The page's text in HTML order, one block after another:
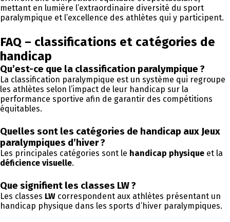
mettant en lumière l’extraordinaire diversité du sport
paralympique et l’excellence des athlètes qui y participent.
FAQ – classifications et catégories de
handicap
Qu’est-ce que la classification paralympique ?
La classification paralympique est un système qui regroupe
les athlètes selon l’impact de leur handicap sur la
performance sportive afin de garantir des compétitions
équitables.
Quelles sont les catégories de handicap aux Jeux
paralympiques d’hiver ?
Les principales catégories sont le handicap physique et la
déficience visuelle.
Que signifient les classes LW ?
Les classes LW correspondent aux athlètes présentant un
handicap physique dans les sports d’hiver paralympiques.